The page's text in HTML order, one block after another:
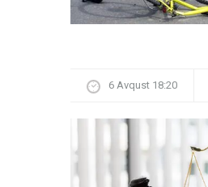
6 Avqust 18:20